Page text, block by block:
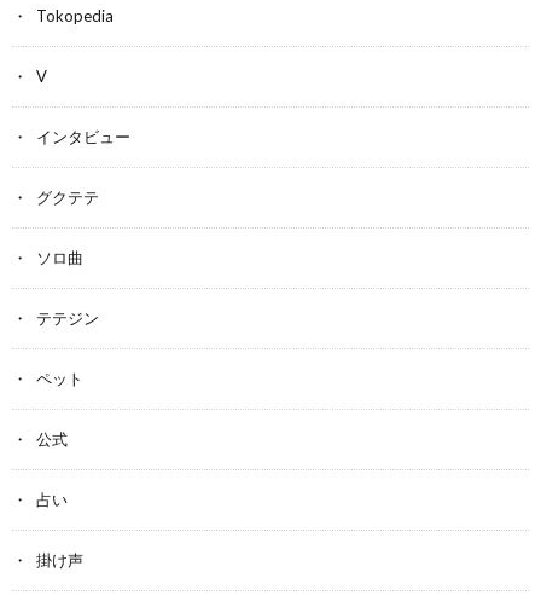
Tokopedia
V
インタビュー
グクテテ
ソロ曲
テテジン
ペット
公式
占い
掛け声